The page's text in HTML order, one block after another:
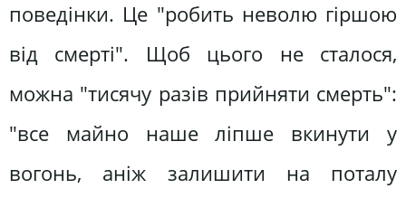
поведінки. Це "робить неволю гіршою
від смерті". Щоб цього не сталося,
можна "тисячу разів прийняти смерть":
"все майно наше ліпше вкинути у
вогонь, аніж залишити на поталу